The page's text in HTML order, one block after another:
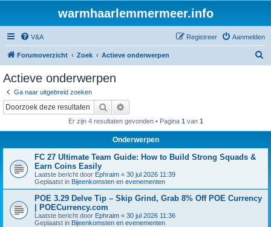
warmhaarlemmermeer.info
V&A Aanmelden
Registreer
Forumoverzicht Zoek Actieve onderwerpen
Actieve onderwerpen
Ga naar uitgebreid zoeken
Zoek
Er zijn 4 resultaten gevonden • Pagina 1 van 1
Onderwerpen
FC 27 Ultimate Team Guide: How to Build Strong Squads &
Earn Coins Easily
Laatste bericht door Ephraim « 30 jul 2026 11:39
Geplaatst in Bijeenkomsten en evenementen
POE 3.29 Delve Tip – Skip Grind, Grab 8% Off POE Currency
| POECurrency.com
Laatste bericht door Ephraim « 30 jul 2026 11:36
Geplaatst in Bijeenkomsten en evenementen